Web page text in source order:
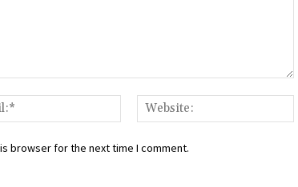
Email:*
browser for the next time I comment.